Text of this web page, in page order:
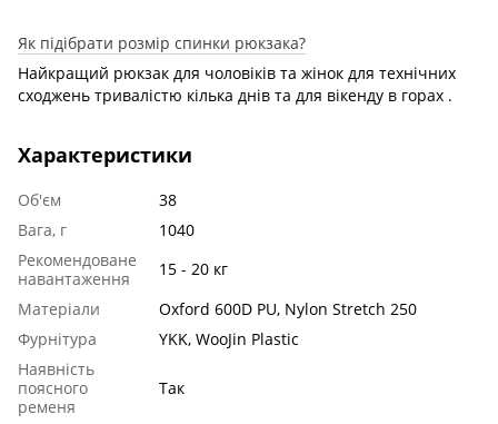
Як підібрати розмір спинки рюкзака?
Найкращий рюкзак для чоловіків та жінок для технічних
сходжень тривалістю кілька днів та для вікенду в горах .
Характеристики
Об'єм
38
Вага, г
1040
Рекомендоване
навантаження
15 - 20 кг
Матеріали
Oxford 600D PU, Nylon Stretch 250
Фурнітура
YKK, WooJin Plastic
Наявність
поясного
ременя
Так